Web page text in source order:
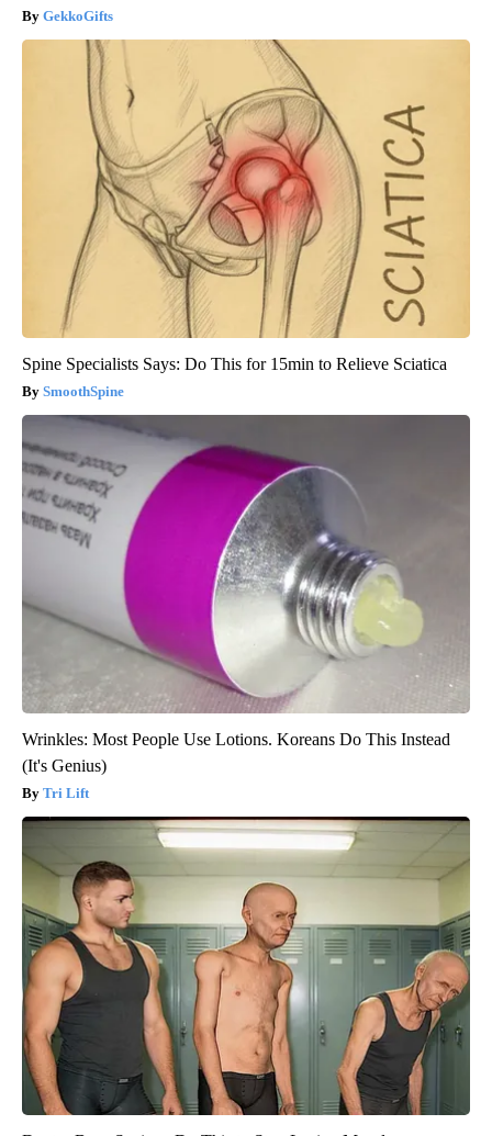
GekkoGifts
Spine Specialists Says: Do This for 15min to Relieve Sciatica
SmoothSpine
Wrinkles: Most People Use Lotions. Koreans Do This Instead
(It's Genius)
Tri Lift